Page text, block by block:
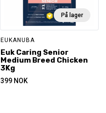
På lager
EUKANUBA
Euk Caring Senior
Medium Breed Chicken
3Kg
399 NOK